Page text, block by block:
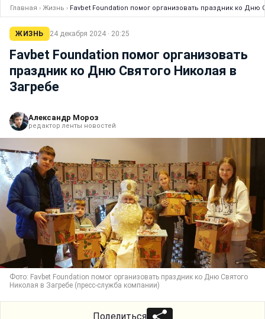
Главная › Жизнь › Favbet Foundation помог организовать праздник ко Дню
ЖИЗНЬ 24 декабря 2024 · 20:25
Favbet Foundation помог организовать
праздник ко Дню Святого Николая в
Загребе
Александр Мороз
редактор ленты новостей
Фото: Favbet Foundation помог организовать праздник ко Дню Святого
Николая в Загребе (пресс-служба компании)
Поделиться